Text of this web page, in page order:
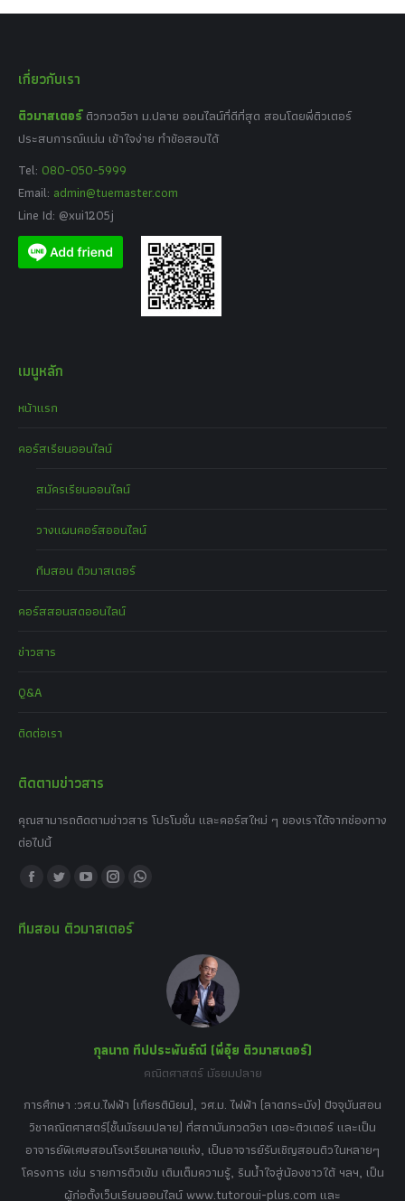
เกี่ยวกับเรา
ติวมาสเตอร์ ติวกวดวิชา ม.ปลาย ออนไลน์ที่ดีที่สุด สอนโดยพี่ติวเตอร์
ประสบการณ์แน่น เข้าใจง่าย ทำข้อสอบได้
Tel: 080-050-5999
Email: admin@tuemaster.com
Line Id: @xui1205j
เมนูหลัก
หน้าแรก
คอร์สเรียนออนไลน์
สมัครเรียนออนไลน์
วางแผนคอร์สออนไลน์
ทีมสอน ติวมาสเตอร์
คอร์สสอนสดออนไลน์
ข่าวสาร
Q&A
ติดต่อเรา
ติดตามข่าวสาร
คุณสามารถติดตามข่าวสาร โปรโมชั่น และคอร์สใหม่ ๆ ของเราได้จากช่องทาง
ต่อไปนี้
Find us on:
Facebook
opens
Twitter
opens
YouTube
opens
Instagram
opens
Whatsapp
window
ทีมสอน ติวมาสเตอร์
กุลนาถ ทีปประพันธ์ณี (พี่อุ๋ย ติวมาสเตอร์)
คณิตศาสตร์ มัธยมปลาย
การศึกษา :วศ.บ.ไฟฟ้า (เกียรตินิยม), วศ.ม. ไฟฟ้า (ลาดกระบัง) ปัจจุบันสอน
วิชาคณิตศาสตร์(ชั้นมัธยมปลาย) ที่สถาบันกวดวิชา เดอะติวเตอร์ และเป็น
อาจารย์พิเศษสอนโรงเรียนหลายแห่ง, เป็นอาจารย์รับเชิญสอนติวในหลายๆ
โครงการ เช่น รายการติวเข้ม เติมเต็มความรู้, รินน้ำใจสู่น้องชาวใต้ ฯลฯ, เป็น
ผู้ก่อตั้งเว็บเรียนออนไลน์ www.tutoroui-plus.com และ